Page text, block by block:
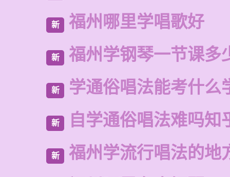
新 福州哪里学唱歌好
新 福州学钢琴一节课多
新 学通俗唱法能考什么
新 自学通俗唱法难吗知
新 福州学流行唱法的地